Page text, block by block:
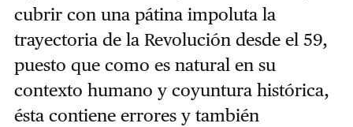
cubrir con una pátina impoluta la
trayectoria de la Revolución desde el 59,
puesto que como es natural en su
contexto humano y coyuntura histórica,
ésta contiene errores y también